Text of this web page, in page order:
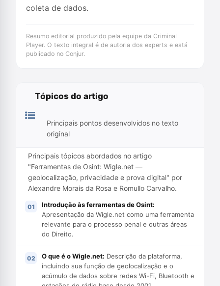
coleta de dados.
Resumo editorial produzido pela equipe da Criminal
Player. O texto integral é de autoria dos experts e está
publicado no Conjur.
Tópicos do artigo
Principais pontos desenvolvidos no texto
original
Principais tópicos abordados no artigo
"Ferramentas de Osint: Wigle.net —
geolocalização, privacidade e prova digital" por
Alexandre Morais da Rosa e Romullo Carvalho.
Introdução às ferramentas de Osint:
Apresentação da Wigle.net como uma ferramenta
relevante para o processo penal e outras áreas
do Direito.
O que é o Wigle.net: Descrição da plataforma,
incluindo sua função de geolocalização e o
acúmulo de dados sobre redes Wi-Fi, Bluetooth e